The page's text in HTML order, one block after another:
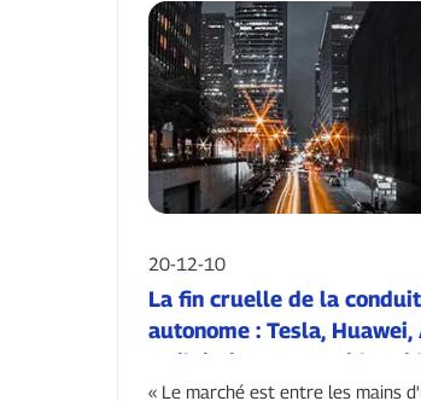
20-12-10
La fin cruelle de la
autonome : Tesla, Huawei,
Weilai Xiaopeng, Baidu,
deviendra la note de bas
« Le marché est entre les mains